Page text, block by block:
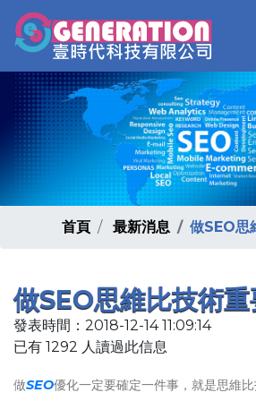
首頁 最新消息 做SEO思
做SEO思維比技術重
發表時間：2018-12-14 11:09:14
已有 1292 人讀過此信息
做SEO優化一定要確定一件事，就是思維